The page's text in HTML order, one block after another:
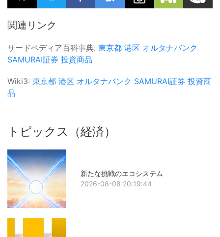
関連リンク
サードペディア百科事典: 東京都 港区 オルタナバンク
SAMURAI証券 投資商品
Wiki3: 東京都 港区 オルタナバンク SAMURAI証券 投資商
品
トピックス（経済）
新たな挑戦のエコシステム
2026-08-08 20:19:44